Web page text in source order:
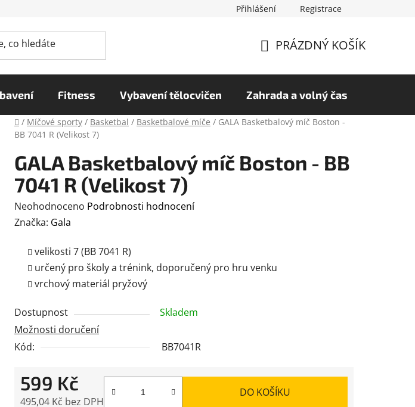
Podmínky ochrany osobních údajů Hodnocení obchodu
Přihlášení Registrace
KOŠÍK
PRÁZDNÝ KOŠÍK
Fitness Vybavení tělocvičen Zahrada a volný čas
Domů
/ Míčové sporty / Basketbal / Basketbalové míče / GALA Basketbalový míč Boston -
BB 7041 R (Velikost 7)
GALA Basketbalový míč Boston - BB
7041 R (Velikost 7)
Průměrné
hodnocení
hvězdiček.
Neohodnoceno Podrobnosti hodnocení
Značka: Gala
velikosti 7 (BB 7041 R)
určený pro školy a trénink, doporučený pro hru venku
vrchový materiál pryžový
Dostupnost
Skladem
Možnosti doručení
Kód:
BB7041R
599 Kč
495,04 Kč bez DPH
DO KOŠÍKU